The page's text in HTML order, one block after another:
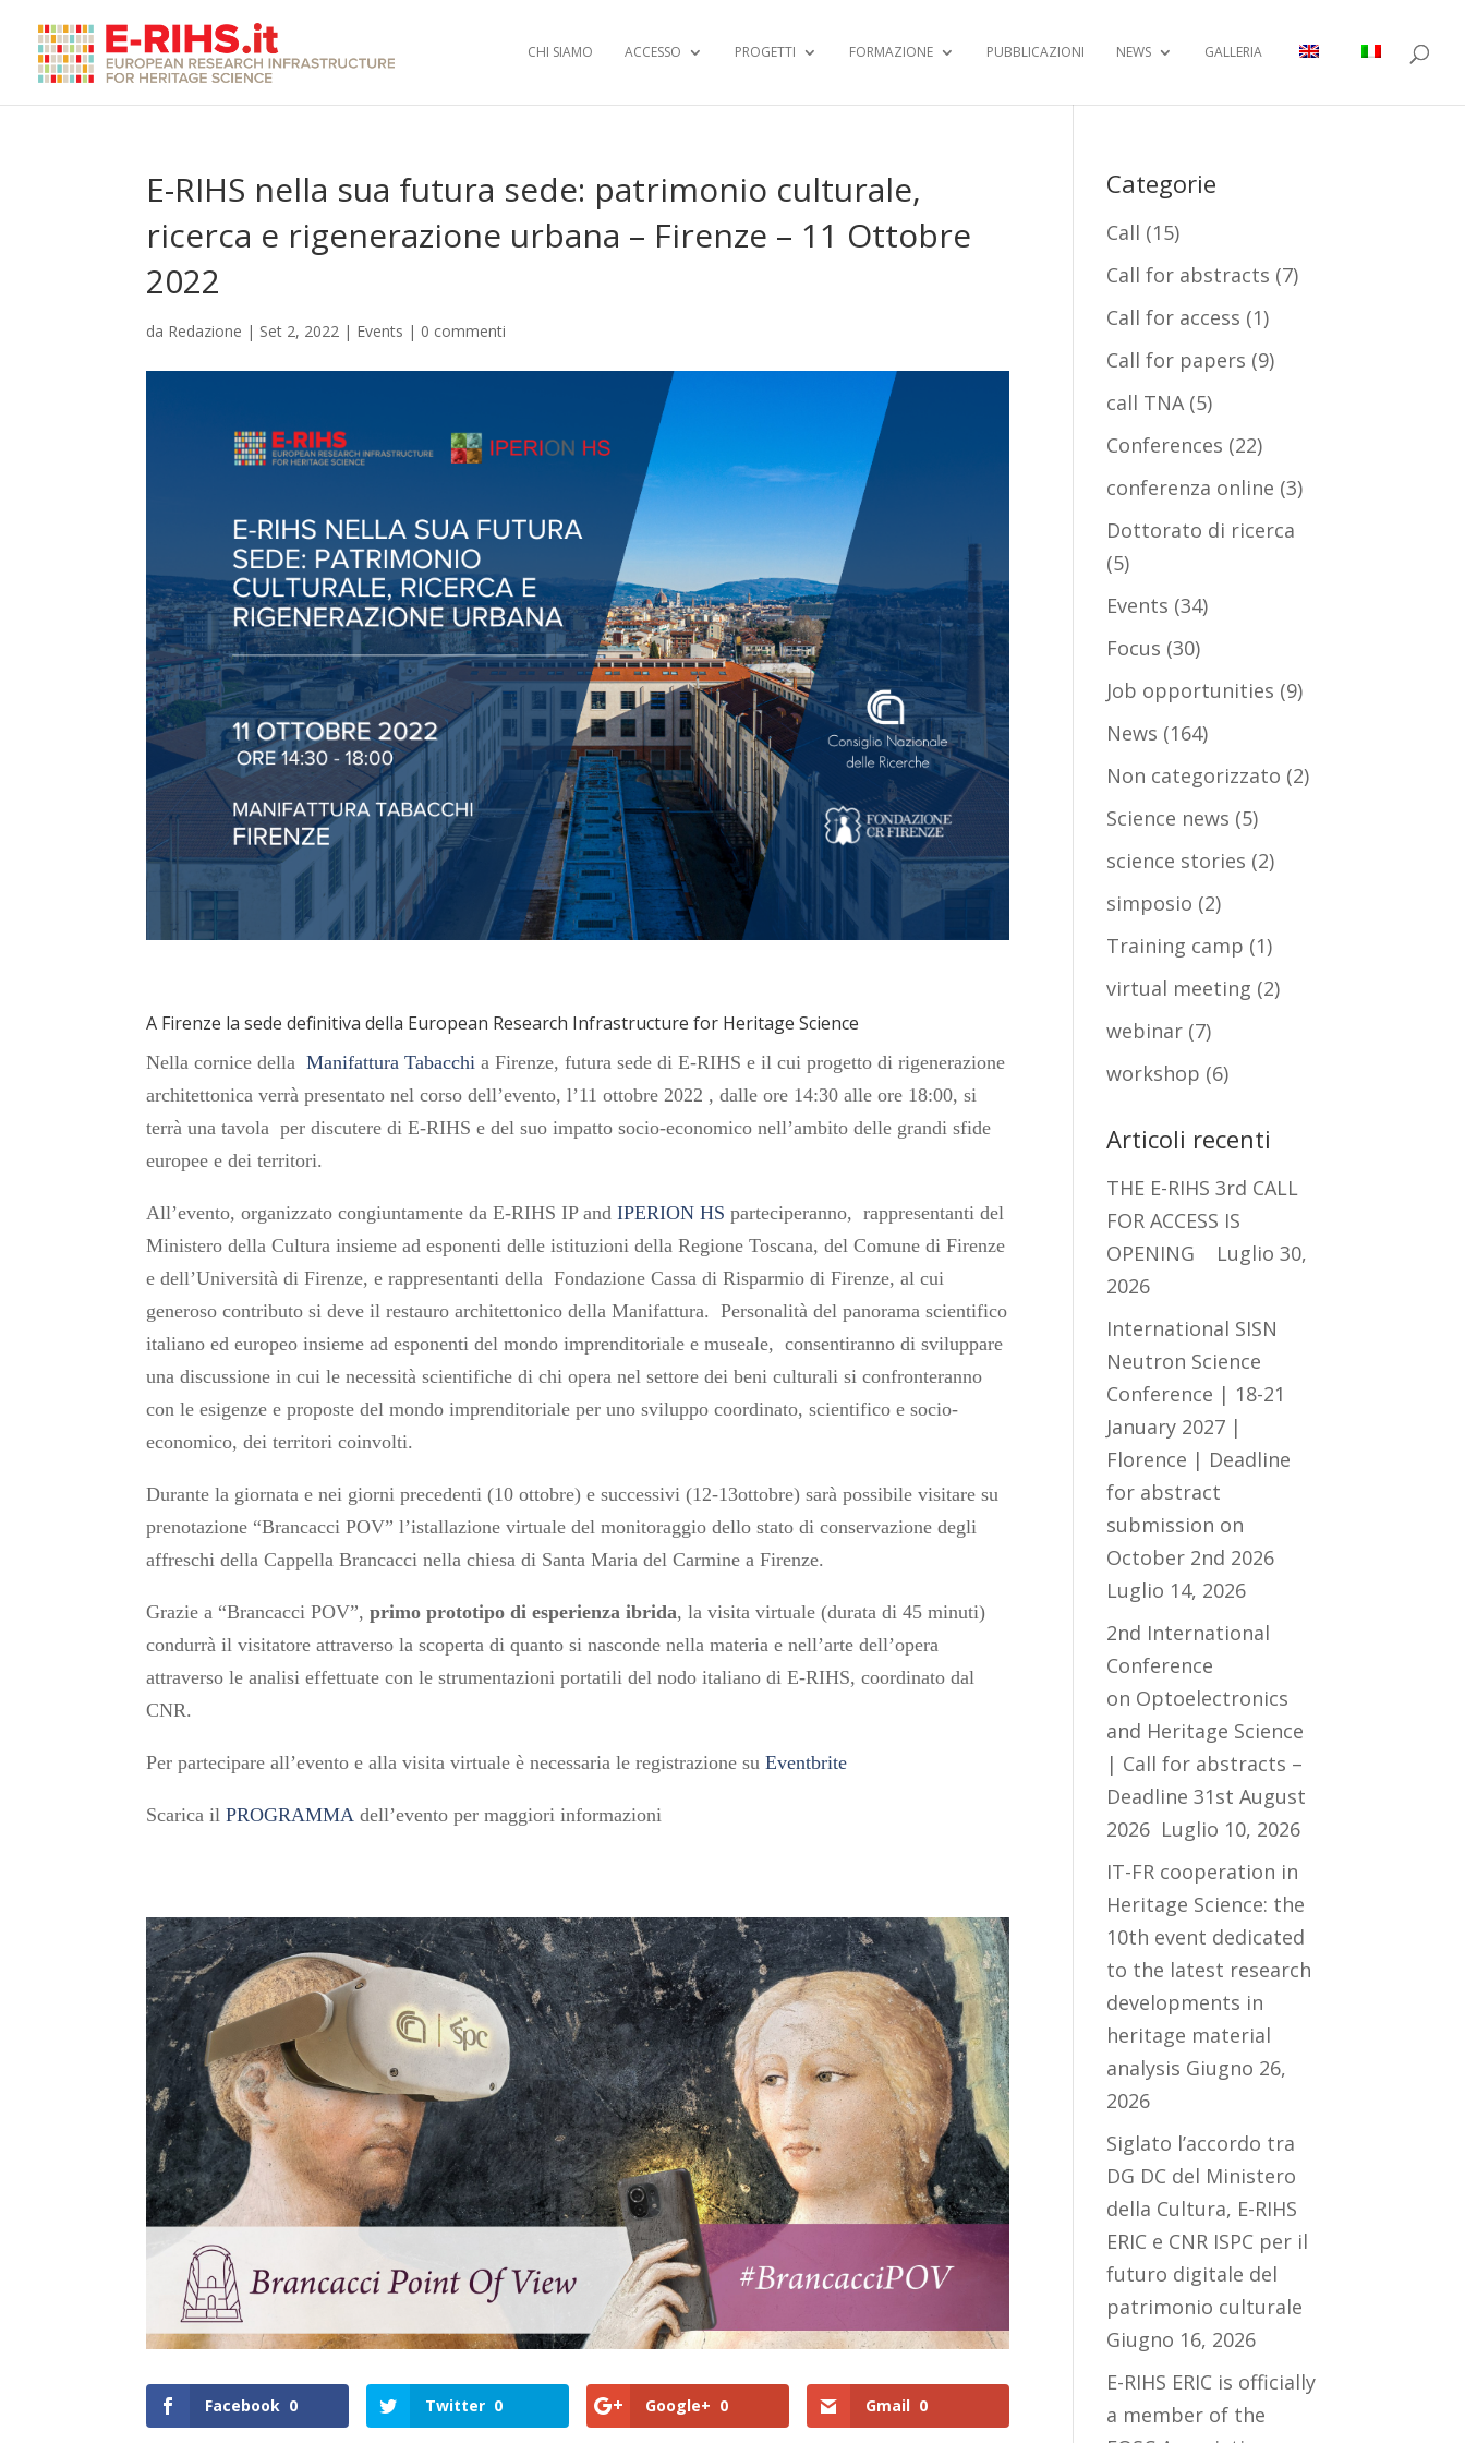
CHI SIAMO ACCESSO PROGETTI FORMAZIONE PUBBLICAZIONI NEWS GALLERIA
E-RIHS nella sua futura sede: patrimonio culturale,
ricerca e rigenerazione urbana – Firenze – 11 Ottobre
2022
da Redazione | Set 2, 2022 | Events | 0 commenti
A Firenze la sede definitiva della European Research Infrastructure for Heritage Science
Nella cornice della Manifattura Tabacchi a Firenze, futura sede di E-RIHS e il cui progetto di rigenerazione
architettonica verrà presentato nel corso dell’evento, l’11 ottobre 2022 , dalle ore 14:30 alle ore 18:00, si
terrà una tavola per discutere di E-RIHS e del suo impatto socio-economico nell’ambito delle grandi sfide
europee e dei territori.
All’evento, organizzato congiuntamente da E-RIHS IP and IPERION HSparteciperanno, rappresentanti del
Ministero della Cultura insieme ad esponenti delle istituzioni della Regione Toscana, del Comune di Firenze
e dell’Università di Firenze, e rappresentanti della Fondazione Cassa di Risparmio di Firenze, al cui
generoso contributo si deve il restauro architettonico della Manifattura. Personalità del panorama scientifico
italiano ed europeo insieme ad esponenti del mondo imprenditoriale e museale, consentiranno di sviluppare
una discussione in cui le necessità scientifiche di chi opera nel settore dei beni culturali si confronteranno
con le esigenze e proposte del mondo imprenditoriale per uno sviluppo coordinato, scientifico e socio-
economico, dei territori coinvolti.
Durante la giornata e nei giorni precedenti (10 ottobre) e successivi (12-13ottobre) sarà possibile visitare su
prenotazione “Brancacci POV” l’istallazione virtuale del monitoraggio dello stato di conservazione degli
affreschi della Cappella Brancacci nella chiesa di Santa Maria del Carmine a Firenze.
Grazie a “Brancacci POV”,primo prototipo di esperienza ibrida, la visita virtuale (durata di 45 minuti)
condurrà il visitatore attraverso la scoperta di quanto si nasconde nella materia e nell’arte dell’opera
attraverso le analisi effettuate con le strumentazioni portatili del nodo italiano di E-RIHS, coordinato dal
CNR.
Per partecipare all’evento e alla visita virtuale è necessaria le registrazione su Eventbrite
Scarica il PROGRAMMA dell’evento per maggiori informazioni
Facebook 0 Twitter 0 Google+ 0 Gmail 0
Categorie
Call (15)
Call for abstracts (7)
Call for access (1)
Call for papers (9)
call TNA(5)
Conferences (22)
conferenza online (3)
Dottorato di ricerca
(5)
Events (34)
Focus (30)
Job opportunities (9)
News (164)
Non categorizzato (2)
Science news (5)
science stories (2)
simposio (2)
Training camp (1)
virtual meeting (2)
webinar (7)
workshop (6)
Articoli recenti
THE E-RIHS 3rd CALL
FOR ACCESS IS
OPENING
Luglio 30,
2026
International SISN
Neutron Science
Conference | 18-21
January 2027 |
Florence | Deadline
for abstract
submission on
October 2nd 2026
Luglio 14, 2026
2nd International
Conference
on Optoelectronics
and Heritage Science
| Call for abstracts –
Deadline 31st August
2026 Luglio 10, 2026
IT-FR cooperation in
Heritage Science: the
10th event dedicated
to the latest research
developments in
heritage material
analysis Giugno 26,
2026
Siglato l’accordo tra
DG DC del Ministero
della Cultura, E-RIHS
ERIC e CNR ISPC per il
futuro digitale del
patrimonio culturale
Giugno 16, 2026
E-RIHS ERIC is officially
a member of the